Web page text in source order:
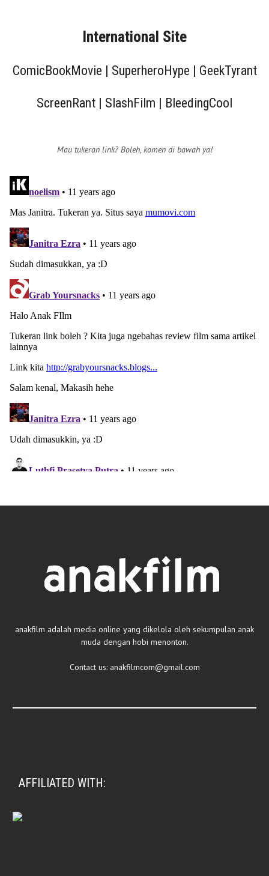
International Site
ComicBookMovie | SuperheroHype | GeekTyrant
ScreenRant | SlashFilm | BleedingCool
Mau tukeran link? Boleh, komen di bawah ya!
anakfilm adalah media online yang dikelola oleh sekumpulan anak
muda dengan hobi menonton.
Contact us: anakfilmcom@gmail.com
AFFILIATED WITH: